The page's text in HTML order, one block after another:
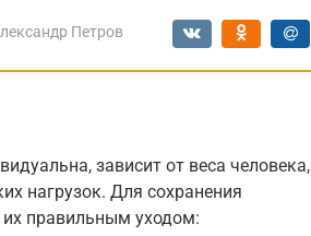
Петров
зависит от веса человека,
нагрузок. Для сохранения
их правильным уходом: